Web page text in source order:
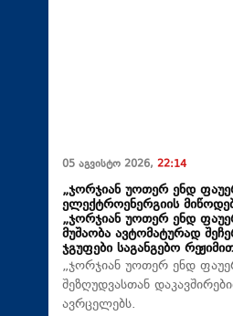
05 აგვისტო 2026, 22:14
„ჯორჯიან უოთერ ენდ
ელექტროენერგიის
„ჯორჯიან უოთერ ენდ
მუშაობა ავტომატურად
ჯგუფები საგანგებო
„ჯორჯიან უოთერ ენდ
შეზღუდვასთან
ავრცელებს.